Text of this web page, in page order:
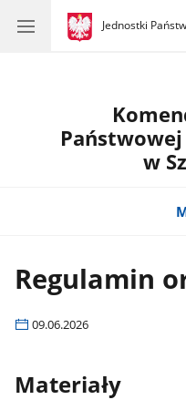
gov.pl
Jednostki
gov.pl
Jednostki
w
Regulamin
09.06.2026
Materiały